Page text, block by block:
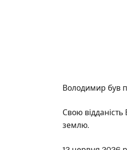
Володимир був
Свою відданість
землю.